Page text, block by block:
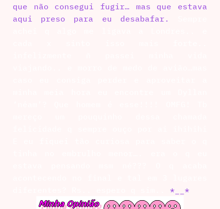
que não consegui fugir… mas que estava
aqui preso para eu desabafar.
*__*